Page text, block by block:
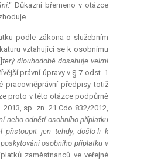
.“ Důkazní břemeno v otázce
podle zákona o služebním
vztahující se k osobnímu
terý dlouhodobě dosahuje velmi
právní úpravy v § 7 odst. 1
pracovněprávní předpisy totiž
proto v této otázce podpůrně
sp. zn. 21 Cdo 832/2012,
nebo odnětí osobního příplatku
přistoupit jen tehdy, došlo-li k
osobního příplatku v
zaměstnanců ve veřejné